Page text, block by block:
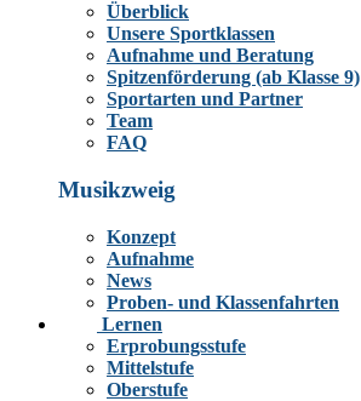
Überblick
Unsere Sportklassen
Aufnahme und Beratung
Spitzenförderung (ab Klasse 9)
Sportarten und Partner
Team
FAQ
Musikzweig
Konzept
Aufnahme
News
Proben- und Klassenfahrten
Lernen
Erprobungsstufe
Mittelstufe
Oberstufe